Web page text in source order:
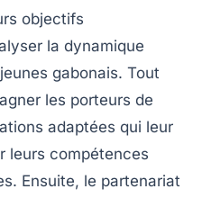
objectifs
la dynamique
gabonais. Tout
les porteurs de
adaptées qui leur
leurs compétences
Ensuite, le partenariat